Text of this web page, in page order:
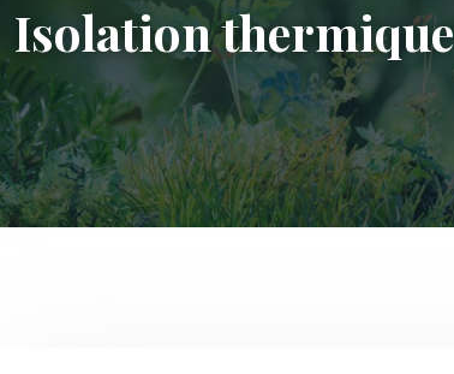
Isolation thermique